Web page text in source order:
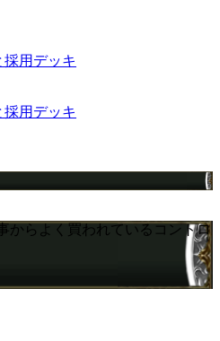
用デッキ
用デッキ
からよく買われているコントロ